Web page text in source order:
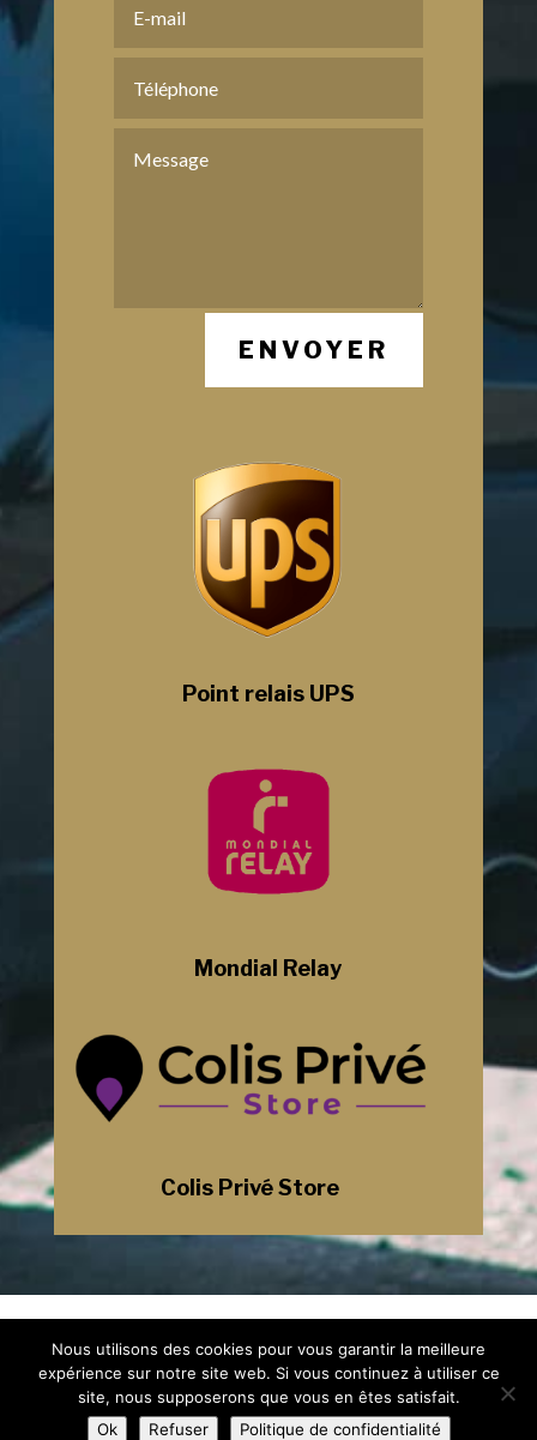
ENVOYER
Point relais UPS
Mondial Relay
Colis Privé Store
Politique de Confidentialité
Plan du Site
Création Site Internet Saint-Etienne |
WEBILIKO |
Nous utilisons des cookies pour vous garantir la meilleure
expérience sur notre site web. Si vous continuez à utiliser ce
site, nous supposerons que vous en êtes satisfait.
Ok
Refuser Politique de confidentialité